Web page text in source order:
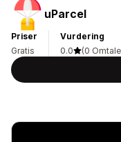
uParcel
Priser
Gratis
Vurdering
0.0
(0